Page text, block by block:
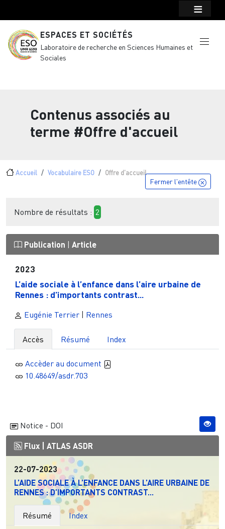
ESPACES ET SOCIÉTÉS
Laboratoire de recherche en Sciences Humaines et
Sociales
Contenus associés au
terme #Offre d'accueil
Fil d'Ariane
Accueil Vocabulaire ESO Offre d'accueil
Fermer l'entête
Nombre de résultats : 2
Publication Article
2023
L’aide sociale à l’enfance dans l’aire urbaine de
Rennes : d’importants contrast...
Eugénie Terrier | Rennes
Accès Résumé Index
Accèder au document
10.48649/asdr.703
Notice - DOI
Flux | ATLAS ASDR
22-07-2023
L’AIDE SOCIALE À L’ENFANCE DANS L’AIRE URBAINE DE
RENNES : D’IMPORTANTS CONTRAST...
Résumé Index